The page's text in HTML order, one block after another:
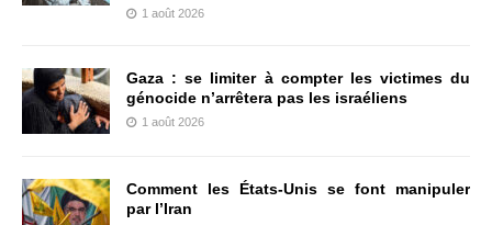
1 août 2026
Gaza : se limiter à compter les victimes du
génocide n’arrêtera pas les israéliens
1 août 2026
Comment les États-Unis se font manipuler
par l’Iran